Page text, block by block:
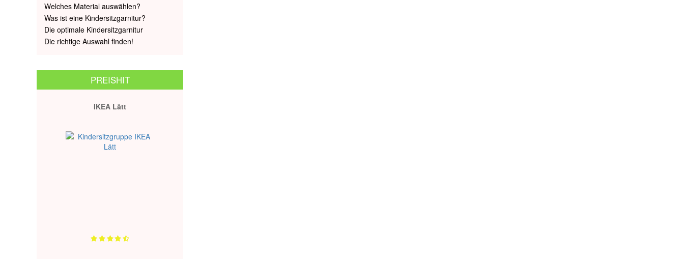
Welches Material auswählen?
Was ist eine Kindersitzgarnitur?
Die optimale Kindersitzgarnitur
Die richtige Auswahl finden!
PREISHIT
IKEA Lätt